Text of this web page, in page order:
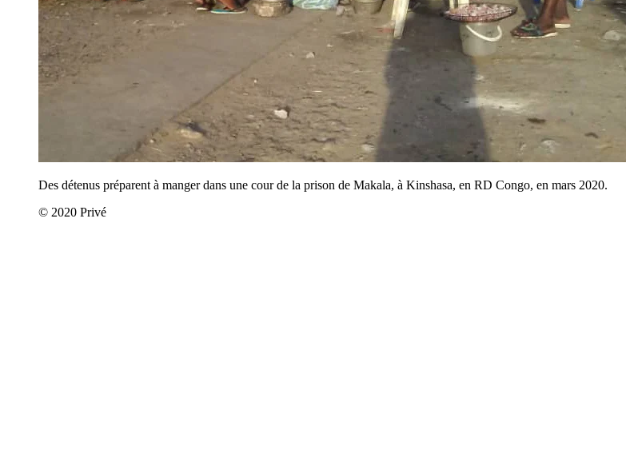
Des détenus préparent à manger dans une cour de la prison de Makala, à Kinshasa, en RD Congo, en mars 2020.
© 2020 Privé